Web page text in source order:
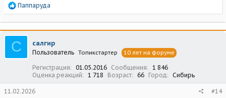
Р
а
к
ц
и
и
Паппаруда
С салгир
Пользователь Топикстартер 10 лет на форуме
Регистрация 01.05.2016 Сообщения
1 846
Оценка реакций
1 718 Возраст 66 Город Сибирь
11.02.2026 #14